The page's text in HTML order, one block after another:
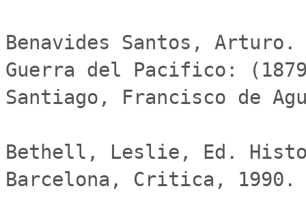
Benavides Santos,
Guerra del Pacifico:
Santiago, Francisco de
Bethell, Leslie, Ed.
Barcelona, Critica, 1990.